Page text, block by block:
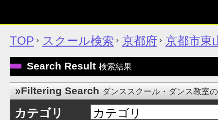
TOP スクール検索 京都府 京都市東
Search Result 検索結果
»Filtering Search ダンススクール・ダンス教室
カテゴリ